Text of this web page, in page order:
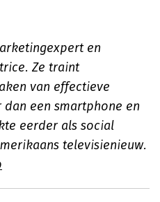
en
Ze traint
van effectieve
een smartphone en
eerder als social
televisienieuw.